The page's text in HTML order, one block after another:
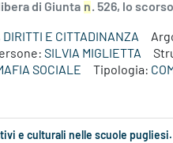
di Giunta n. 526, lo
E CITTADINANZA
SILVIA MIGLIETTA
SOCIALE
Tipologia:
e culturali nelle scuole